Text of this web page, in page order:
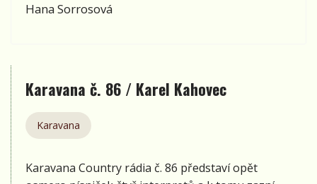
Hana Sorrosová
Karavana č. 86 / Karel Kahovec
Karavana
Karavana Country rádia č. 86 představí opět